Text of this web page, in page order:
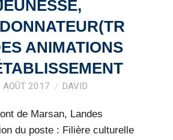
ANIMATIONS
AOÛT 2017 DAVID
de Marsan, Landes
du poste : Filière culturelle